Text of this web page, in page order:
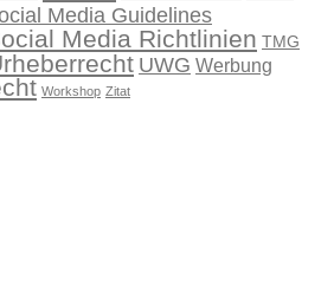
Media Guidelines
Media Richtlinien TMG
UWG Werbung
Workshop Zitat